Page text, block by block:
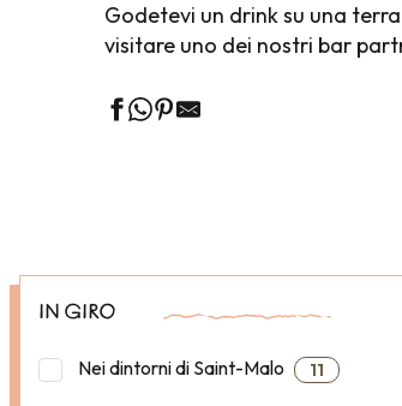
Godetevi un drink su una
visitare uno dei nostri bar
IN GIRO
Nei dintorni di Saint-Malo 11